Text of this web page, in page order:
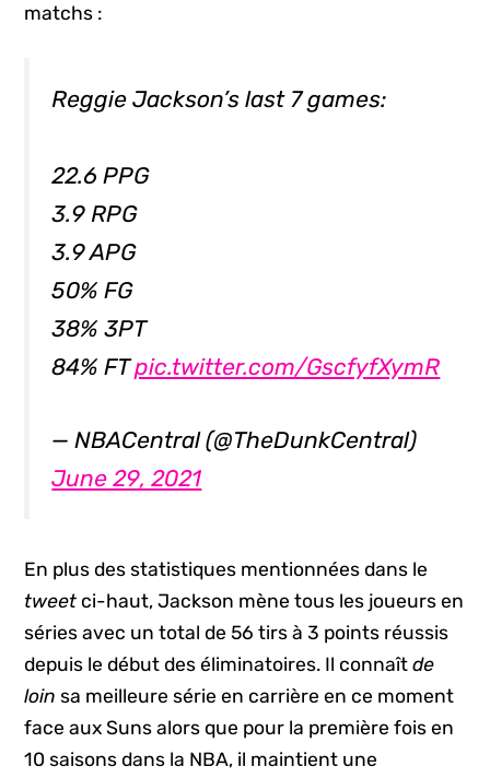
matchs :
Reggie Jackson’s last 7 games:
22.6 PPG
3.9 RPG
3.9 APG
50% FG
38% 3PT
84% FTpic.twitter.com/GscfyfXymR
— NBACentral (@TheDunkCentral)
June 29, 2021
En plus des statistiques mentionnées dans le
tweetci-haut, Jackson mène tous les joueurs en
séries avec un total de 56 tirs à 3 points réussis
depuis le début des éliminatoires. Il connaîtde
loinsa meilleure série en carrière en ce moment
face aux Suns alors que pour la première fois en
10 saisons dans la NBA, il maintient une